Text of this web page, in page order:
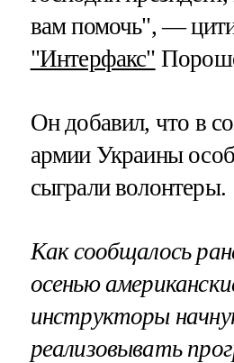
вам помочь", —
"Интерфакс"
Он добавил, что в
армии Украины
сыграли волонтеры.
Как сообщалось
осенью
инструкторы
реализовывать